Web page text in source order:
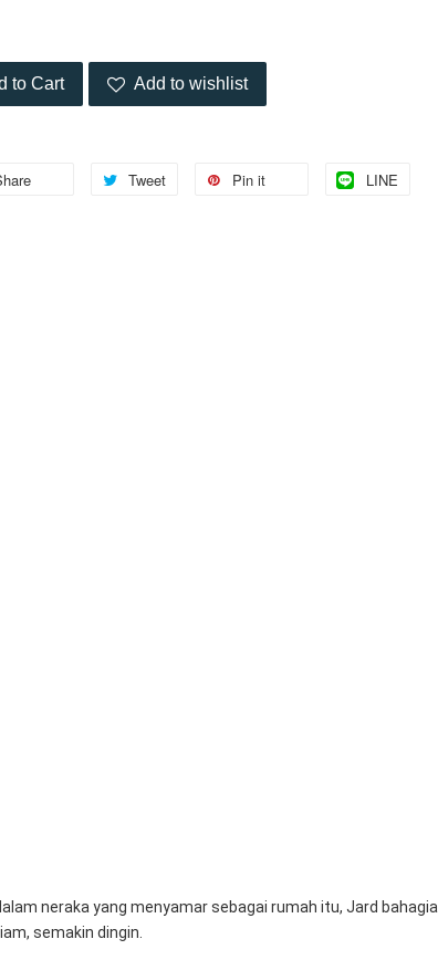
to Cart Add to wishlist
Tweet Pin it LINE
neraka yang menyamar sebagai rumah itu, Jard bahagia
semakin dingin.